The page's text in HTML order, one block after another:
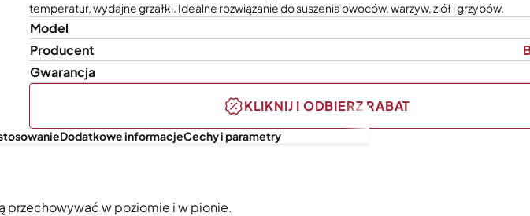
temperatur, wydajne grzałki. Idealne rozwiązanie do suszenia owoców, warzyw, ziół i grzybów.
Model
Producent
Gwarancja
KLIKNIJ I ODBIERZ RABAT
Dodatkowe informacjeCechy i parametry
przechowywać w poziomie i w pionie.